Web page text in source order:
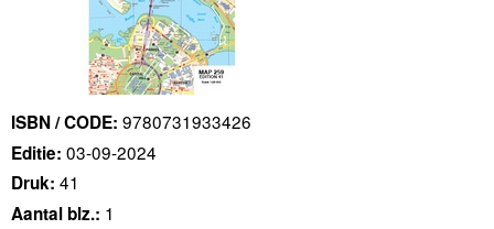
ISBN / CODE: 9780731933426
Editie: 03-09-2024
Druk: 41
Aantal blz.: 1